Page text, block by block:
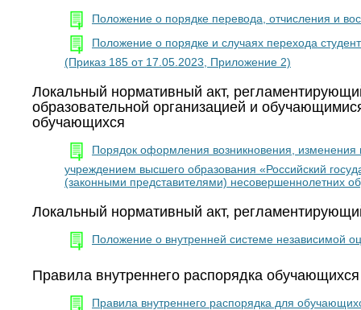
Положение о порядке перевода, отчисления и
Положение о порядке и случаях перехода
(Приказ 185 от 17.05.2023, Приложение 2)
Локальный нормативный акт,
образовательной организацией и
обучающихся
Порядок оформления возникновения,
учреждением высшего образования «Российский
(законными представителями) несовершеннолетних
Локальный нормативный акт,
Положение о внутренней системе независимой
Правила внутреннего распорядка обучающихся
Правила внутреннего распорядка для